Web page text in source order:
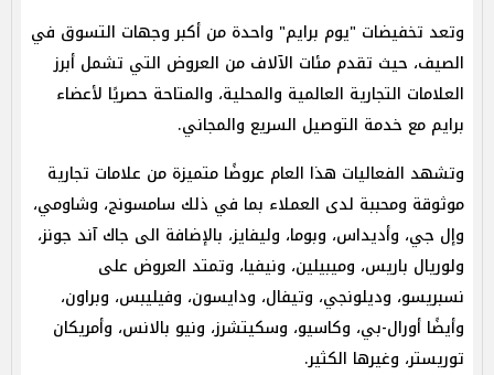
وتعد تخفيضات "يوم برايم" واحدة من أكبر وجهات التسوق في
الصيف، حيث تقدم مئات الآلاف من العروض التي تشمل أبرز
العلامات التجارية العالمية والمحلية، والمتاحة حصريًا لأعضاء
برايم مع خدمة التوصيل السريع والمجاني.
وتشهد الفعاليات هذا العام عروضًا متميزة من علامات تجارية
موثوقة ومحببة لدى العملاء بما في ذلك سامسونج، وشاومي،
وإل جي، وأديداس، وبوما، وليفايز، بالإضافة الى جاك آند جونز،
ولوريال باريس، وميبيلين، ونيفيا، وتمتد العروض على
نسبريسو، وديلونجي، وتيفال، ودايسون، وفيليبس، وبراون،
وأيضًا أورال-بي، وكاسيو، وسكيتشرز، ونيو بالانس، وأمريكان
توريستر، وغيرها الكثير.